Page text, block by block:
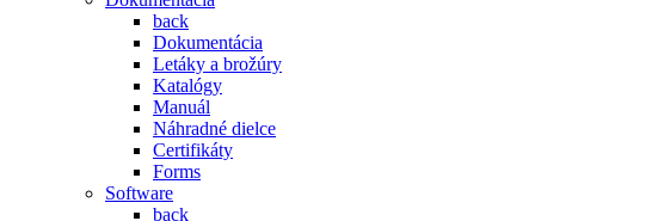
back
Dokumentácia
Letáky a brožúry
Katalógy
Manuál
Náhradné dielce
Certifikáty
Forms
Software
back